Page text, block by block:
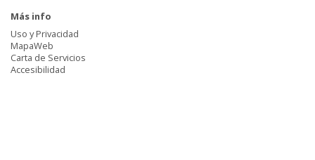
Más info
Uso y Privacidad
MapaWeb
Carta de Servicios
Accesibilidad